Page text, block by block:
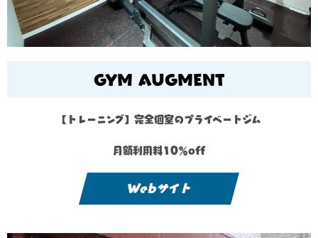
GYM AUGMENT
【トレーニング】完全個室のプライベートジム
月額利用料10％off
Webサイト